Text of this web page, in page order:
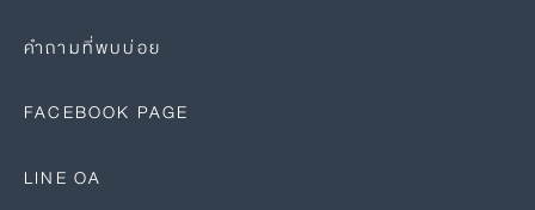
คำถามที่พบบ่อย
FACEBOOK PAGE
LINE OA